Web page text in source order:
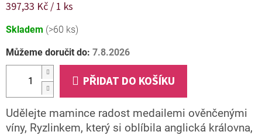
Měrná
397,33 Kč / 1 ks
Skladem (>60 ks)
Můžeme doručit do: 7.8.2026
PŘIDAT DO KOŠÍKU
Udělejte mamince radost medailemi ověnčenými
víny, Ryzlinkem, který si oblíbila anglická královna,